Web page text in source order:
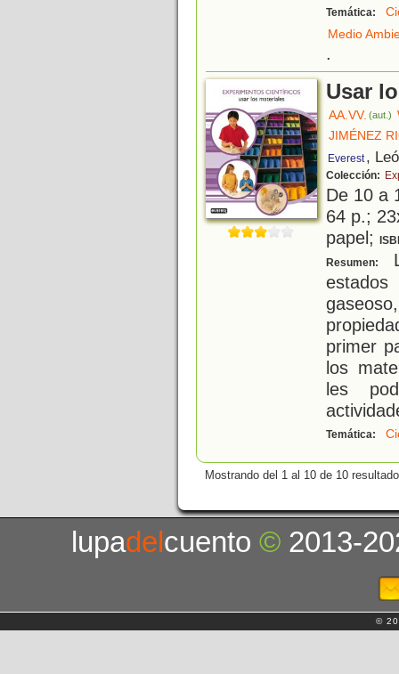
Temática:
Medio
.
Usar
AA.VV. (aut.)
JIMÉNEZ
Everest ,
Colección:
De 10 a
64 p.;
papel;
Resumen:
primer
los
les
Temática:
Mostrando del 1 al 10 de 10
lupadelcuento© 2013-
©